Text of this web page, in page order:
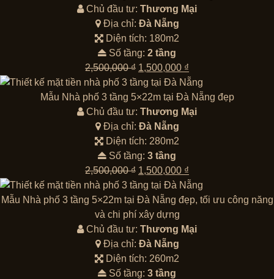
1,500,000 ₫.
Chủ đầu tư: Thương Mại
Địa chỉ: Đà Nẵng
Diện tích: 180m2
Số tầng: 2 tầng
2,500,000₫ Giá
gốc
là:
2,500,000 ₫.
1,500,000 ₫
hiện
tại
là:
Mẫu Nhà phố 3 tầng 5×22m tại Đà Nẵng đẹp
Chủ đầu tư: Thương Mại
Địa chỉ: Đà Nẵng
Diện tích: 280m2
Số tầng: 3 tầng
2,500,000₫ Giá
gốc
là:
2,500,000 ₫.
1,500,000 ₫
hiện
tại
1,500,000 ₫.
Mẫu Nhà phố 3 tầng 5×22m tại Đà Nẵng đẹp, tối ưu công năng
và chi phí xây dựng
Chủ đầu tư: Thương Mại
Địa chỉ: Đà Nẵng
Diện tích: 260m2
Số tầng: 3 tầng